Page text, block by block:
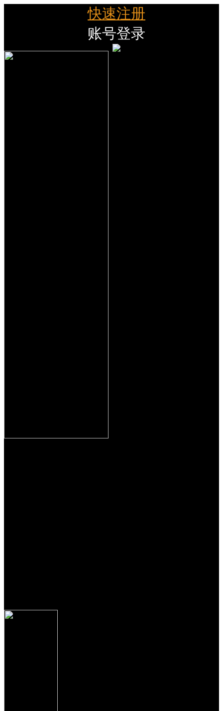
快速注册
账号登录